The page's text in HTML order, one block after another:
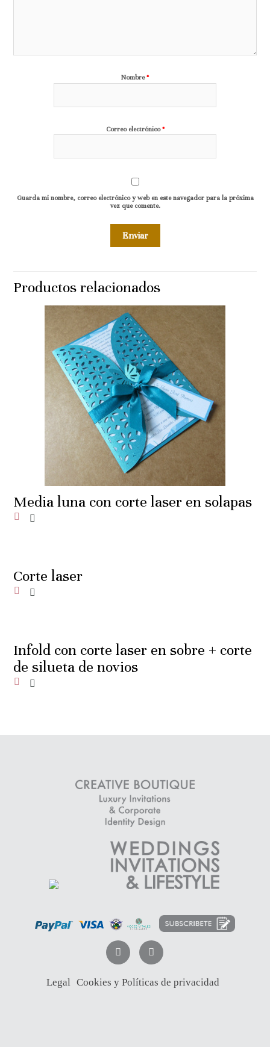
Nombre*
Correo electrónico*
Guarda mi nombre, correo electrónico y web en este navegador para la próxima
vez que comente.
Productos relacionados
Media luna con corte laser en solapas
Añadir a la lista de deseos
Corte laser
Añadir a la lista de deseos
Infold con corte laser en sobre + corte
de silueta de novios
Añadir a la lista de deseos
Legal Cookies y Políticas de privacidad